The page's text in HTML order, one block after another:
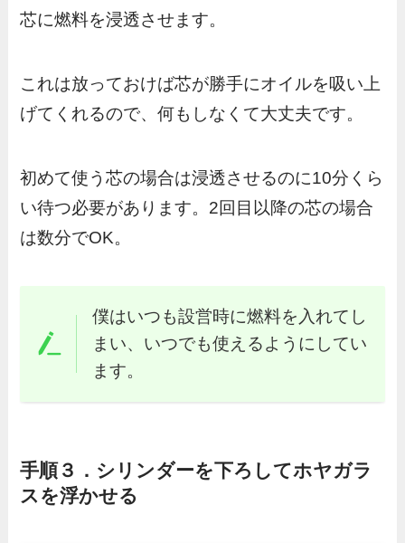
芯に燃料を浸透させます。
これは放っておけば芯が勝手にオイルを吸い上
げてくれるので、何もしなくて大丈夫です。
初めて使う芯の場合は浸透させるのに10分くら
い待つ必要があります。2回目以降の芯の場合
は数分でOK。
僕はいつも設営時に燃料を入れてし
まい、いつでも使えるようにしてい
ます。
手順３．シリンダーを下ろしてホヤガラ
スを浮かせる